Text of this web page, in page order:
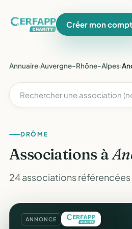
Créer mon
Annuaire›Auvergne-Rhône-Alpes›
DRÔME
Associations à
24 associations référencées
ANNONCE